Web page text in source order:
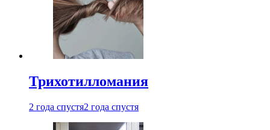
Трихотилломания
2 года спустя2 года спустя